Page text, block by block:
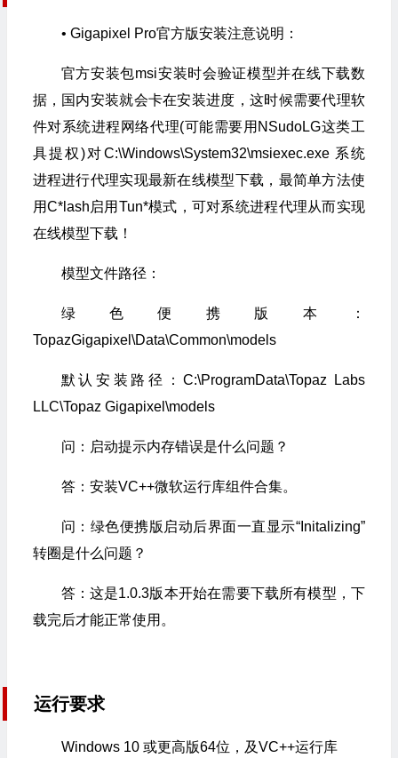
• Gigapixel Pro官方版安装注意说明：
官方安装包msi安装时会验证模型并在线下载数
据，国内安装就会卡在安装进度， 这时候需要代理软
件对系统进程网络代理(可能需要用NSudoLG这类工
具提权)对C:\Windows\System32\msiexec.exe 系统
进程进行代理实现最新在线模型下载， 最简单方法使
用C*lash启用Tun*模式，可对系统进程代理从而实现
在线模型下载！
模型文件路径：
绿色便携版本：
TopazGigapixel\Data\Common\models
默认安装路径：C:\ProgramData\Topaz Labs
LLC\Topaz Gigapixel\models
问：启动提示内存错误是什么问题？
答：安装VC++微软运行库组件合集。
问：绿色便携版启动后界面一直显示“Initalizing”
转圈是什么问题？
答：这是1.0.3版本开始在需要下载所有模型，下
载完后才能正常使用。
运行要求
Windows 10 或更高版64位，及VC++运行库